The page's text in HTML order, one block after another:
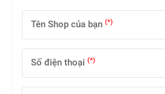
Tên Shop của bạn (*)
Số điện thoại (*)